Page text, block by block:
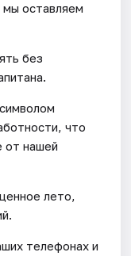
мы оставляем
без
что
от нашей
лето,
телефонах и